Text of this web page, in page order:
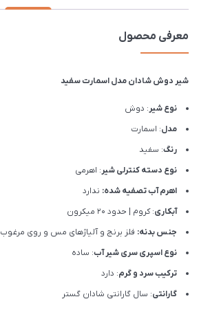
معرفی محصول
شیر دوش شادان مدل اسمارت سفید
نوع شیر: دوش
مدل: اسمارت
رنگ: سفید
نوع دسته کنترلی شیر: اهرمی
اهرم آب تصفیه شده: ندارد
آبکاری: کروم | حدود 20 میکرون
جنس بدنه: فلز برنج و آلیاژهای مس و روی مرغوب
نوع اسپری سری شیر آب: ساده
ترکیب سرد و گرم: دارد
گارانتی: سال گارانتی شادان گستر